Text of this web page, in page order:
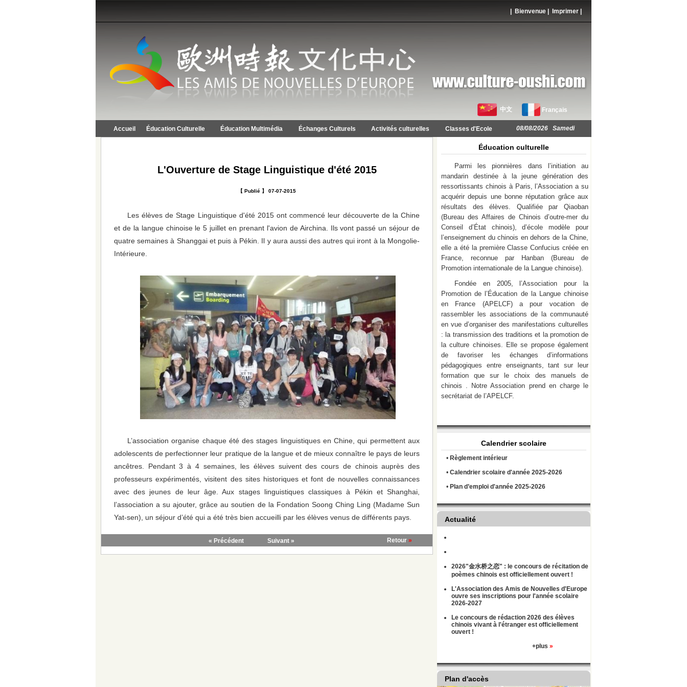
| Bienvenue | Imprimer
中文 Français
Accueil Éducation Culturelle Éducation Multimédia Échanges Culturels Activités culturelles Classes d'Ecole 08/08/2026 Samedi
L'Ouverture de Stage Linguistique d'été 2015
【 Publié 】 07-07-2015
Les élèves de Stage Linguistique d'été 2015 ont commencé leur découverte de la Chine
et de la langue chinoise le 5 juillet en prenant l'avion de Airchina. Ils vont passé un séjour de
quatre semaines à Shanggai et puis à Pékin. Il y aura aussi des autres qui iront à la Mongolie-
Intérieure.
L’association organise chaque été des stages linguistiques en Chine, qui permettent aux
adolescents de perfectionner leur pratique de la langue et de mieux connaître le pays de leurs
ancêtres. Pendant 3 à 4 semaines, les élèves suivent des cours de chinois auprès des
professeurs expérimentés, visitent des sites historiques et font de nouvelles connaissances
avec des jeunes de leur âge. Aux stages linguistiques classiques à Pékin et Shanghai,
l’association a su ajouter, grâce au soutien de la Fondation Soong Ching Ling (Madame Sun
Yat-sen), un séjour d’été qui a été très bien accueilli par les élèves venus de différents pays.
« Précédent Suivant » Retour »
Éducation culturelle
Parmi les pionnières dans l’initiation au
mandarin destinée à la jeune génération des
ressortissants chinois à Paris, l’Association a su
acquérir depuis une bonne réputation grâce aux
résultats des élèves. Qualifiée par Qiaoban
(Bureau des Affaires de Chinois d’outre-mer du
Conseil d’État chinois), d’école modèle pour
l’enseignement du chinois en dehors de la Chine,
elle a été la première Classe Confucius créée en
France, reconnue par Hanban (Bureau de
Promotion internationale de la Langue chinoise).
Fondée en 2005, l’Association pour la
Promotion de l’Éducation de la Langue chinoise
en France (APELCF) a pour vocation de
rassembler les associations de la communauté
en vue d’organiser des manifestations culturelles
: la transmission des traditions et la promotion de
la culture chinoises. Elle se propose également
de favoriser les échanges d’informations
pédagogiques entre enseignants, tant sur leur
formation que sur le choix des manuels de
chinois . Notre Association prend en charge le
secrétariat de l’APELCF.
Calendrier scolaire
• Règlement intérieur
• Calendrier scolaire d'année 2025-2026
• Plan d’emploi d'année 2025-2026
Actualité
2026"金水桥之恋" : le concours de récitation de
poèmes chinois est officiellement ouvert !
L'Association des Amis de Nouvelles d'Europe
ouvre ses inscriptions pour l'année scolaire
2026-2027
Le concours de rédaction 2026 des élèves
chinois vivant à l'étranger est officiellement
ouvert !
+plus »
Plan d'accès